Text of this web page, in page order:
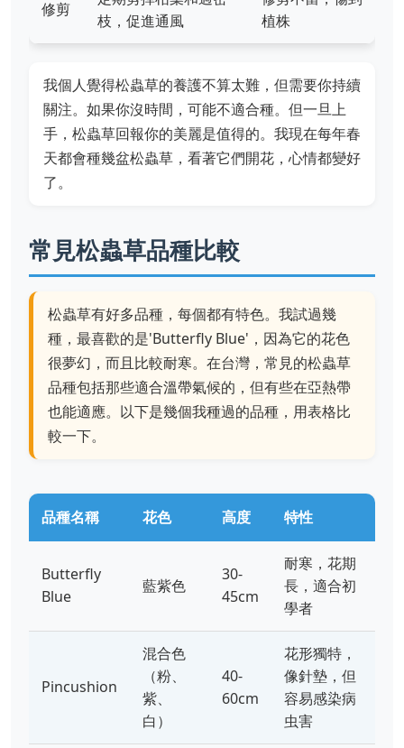
修剪
枝，促進通風
植株
我個人覺得松蟲草的養護不算太難，但需要你持續
關注。如果你沒時間，可能不適合種。但一旦上
手，松蟲草回報你的美麗是值得的。我現在每年春
天都會種幾盆松蟲草，看著它們開花，心情都變好
了。
常見松蟲草品種比較
松蟲草有好多品種，每個都有特色。我試過幾
種，最喜歡的是'Butterfly Blue'，因為它的花色
很夢幻，而且比較耐寒。在台灣，常見的松蟲草
品種包括那些適合溫帶氣候的，但有些在亞熱帶
也能適應。以下是幾個我種過的品種，用表格比
較一下。
品種名稱 花色 高度 特性
Butterfly
Blue
藍紫色
30-
45cm
耐寒，花期
長，適合初
學者
Pincushion
混合色
（粉、
紫、
白）
40-
60cm
花形獨特，
像針墊，但
容易感染病
虫害